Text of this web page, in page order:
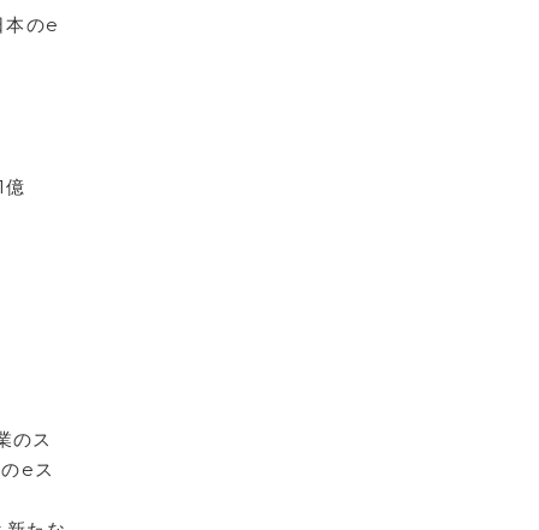
本のe
億
のス
eス